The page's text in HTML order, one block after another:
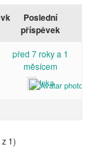
Poslední
příspěvek
před 7 roky a 1
měsícem
Inka
1)